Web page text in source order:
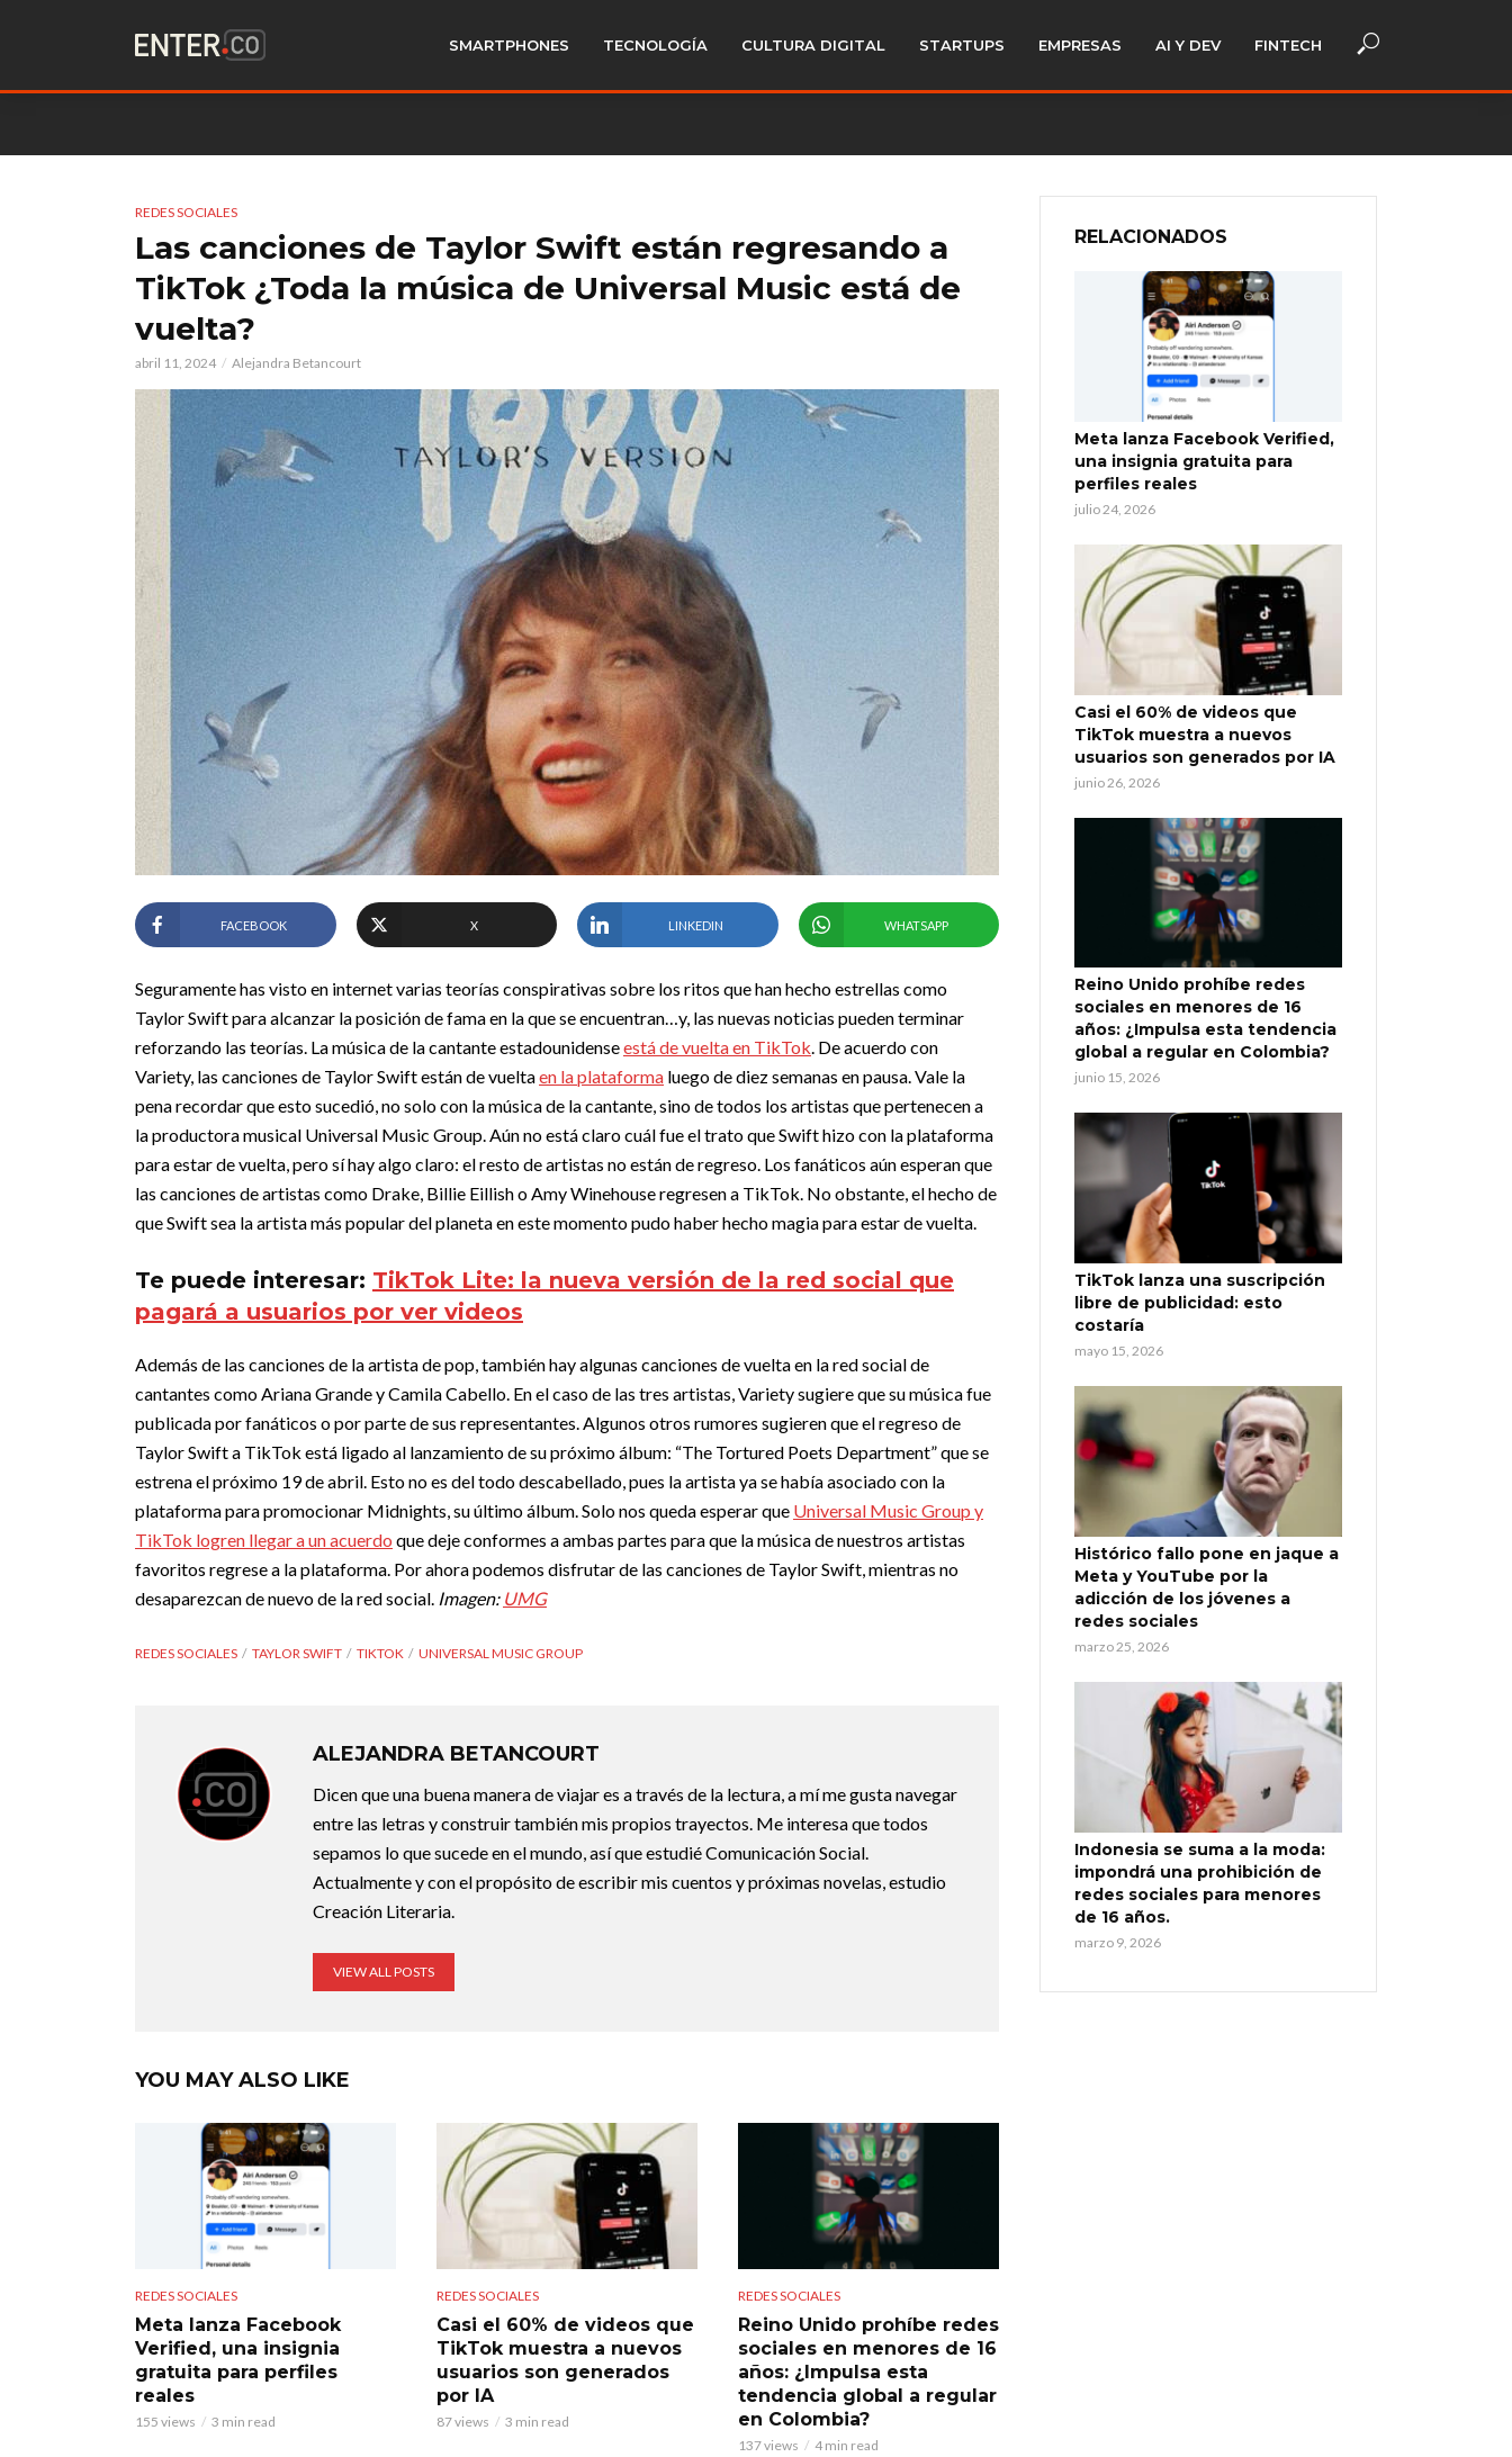
SMARTPHONES TECNOLOGÍA CULTURA DIGITAL STARTUPS EMPRESAS AI Y DEV FINTECH
REDES SOCIALES
Las canciones de Taylor Swift están regresando a
TikTok ¿Toda la música de Universal Music está de
vuelta?
abril 11, 2024 Alejandra Betancourt
FACEBOOK X LINKEDIN WHATSAPP
Seguramente has visto en internet varias teorías conspirativas sobre los ritos que han hecho estrellas como
Taylor Swift para alcanzar la posición de fama en la que se encuentran…y, las nuevas noticias pueden terminar
reforzando las teorías. La música de la cantante estadounidenseestá de vuelta en TikTok. De acuerdo con
Variety, las canciones de Taylor Swift están de vueltaen la plataforma luego de diez semanas en pausa. Vale la
pena recordar que esto sucedió, no solo con la música de la cantante, sino de todos los artistas que pertenecen a
la productora musical Universal Music Group.Aún no está claro cuál fue el trato que Swift hizo con la plataforma
para estar de vuelta, pero sí hay algo claro: el resto de artistas no están de regreso. Los fanáticos aún esperan que
las canciones de artistas como Drake, Billie Eillish o Amy Winehouse regresen a TikTok. No obstante, el hecho de
que Swift sea la artista más popular del planeta en este momento pudo haber hecho magia para estar de vuelta.
Te puede interesar: TikTok Lite: la nueva versión de la red social que
pagará a usuarios por ver videos
Además de las canciones de la artista de pop, también hay algunas canciones de vuelta en la red social de
cantantes como Ariana Grande y Camila Cabello. En el caso de las tres artistas, Variety sugiere que su música fue
publicada por fanáticos o por parte de sus representantes.Algunos otros rumores sugieren que el regreso de
Taylor Swift a TikTok está ligado al lanzamiento de su próximo álbum: “The Tortured Poets Department” que se
estrena el próximo 19 de abril. Esto no es del todo descabellado, pues la artista ya se había asociado con la
plataforma para promocionar Midnights, su último álbum.Solo nos queda esperar que Universal Music Group y
TikTok logren llegar a un acuerdo que deje conformes a ambas partes para que la música de nuestros artistas
favoritos regrese a la plataforma. Por ahora podemos disfrutar de las canciones de Taylor Swift, mientras no
desaparezcan de nuevo de la red social. Imagen: UMG
REDES SOCIALES TAYLOR SWIFT TIKTOK UNIVERSAL MUSIC GROUP
ALEJANDRA BETANCOURT
Dicen que una buena manera de viajar es a través de la lectura, a mí me gusta navegar
entre las letras y construir también mis propios trayectos. Me interesa que todos
sepamos lo que sucede en el mundo, así que estudié Comunicación Social.
Actualmente y con el propósito de escribir mis cuentos y próximas novelas, estudio
Creación Literaria.
VIEW ALL POSTS
YOU MAY ALSO LIKE
REDES SOCIALES
Meta lanza Facebook
Verified, una insignia
gratuita para perfiles
reales
155 views 3 min read
REDES SOCIALES
Casi el 60% de videos que
TikTok muestra a nuevos
usuarios son generados
por IA
87 views 3 min read
REDES SOCIALES
Reino Unido prohíbe redes
sociales en menores de 16
años: ¿Impulsa esta
tendencia global a regular
en Colombia?
137 views 4 min read
RELACIONADOS
Meta lanza Facebook Verified,
una insignia gratuita para
perfiles reales
julio 24, 2026
Casi el 60% de videos que
TikTok muestra a nuevos
usuarios son generados por IA
junio 26, 2026
Reino Unido prohíbe redes
sociales en menores de 16
años: ¿Impulsa esta tendencia
global a regular en Colombia?
junio 15, 2026
TikTok lanza una suscripción
libre de publicidad: esto
costaría
mayo 15, 2026
Histórico fallo pone en jaque a
Meta y YouTube por la
adicción de los jóvenes a
redes sociales
marzo 25, 2026
Indonesia se suma a la moda:
impondrá una prohibición de
redes sociales para menores
de 16 años.
marzo 9, 2026